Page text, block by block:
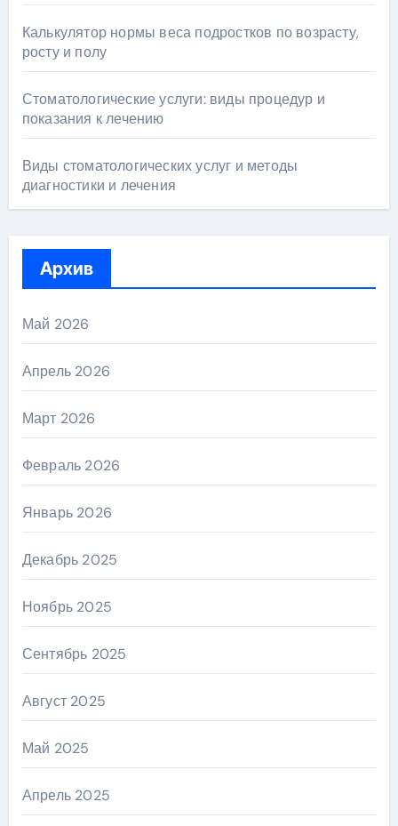
Калькулятор нормы веса подростков по возрасту,
росту и полу
Стоматологические услуги: виды процедур и
показания к лечению
Виды стоматологических услуг и методы
диагностики и лечения
Архив
Май 2026
Апрель 2026
Март 2026
Февраль 2026
Январь 2026
Декабрь 2025
Ноябрь 2025
Сентябрь 2025
Август 2025
Май 2025
Апрель 2025